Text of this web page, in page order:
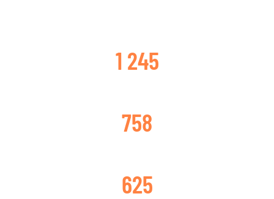
1 245
758
625